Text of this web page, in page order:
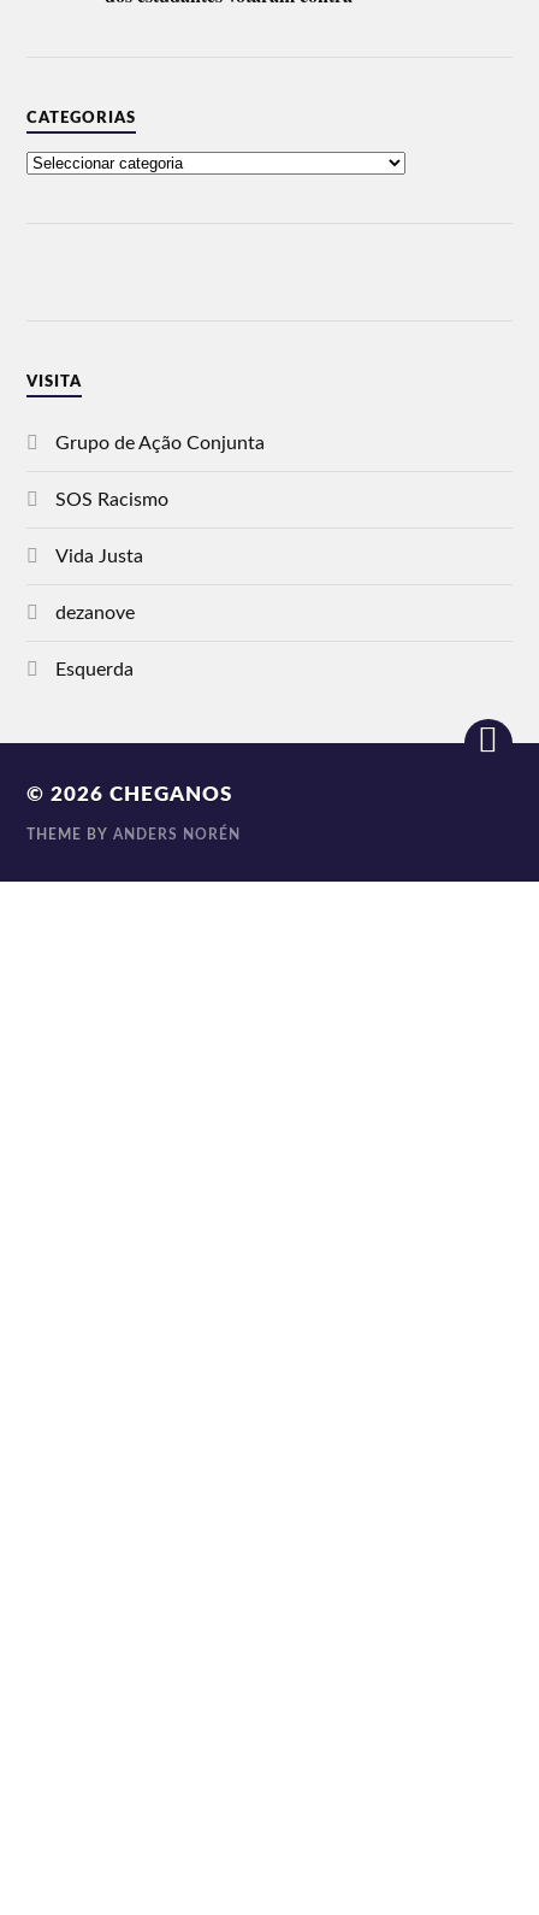
CATEGORIAS
VISITA
Grupo de Ação Conjunta
SOS Racismo
Vida Justa
dezanove
Esquerda
© 2026CHEGANOS
THEME BYANDERS NORÉN